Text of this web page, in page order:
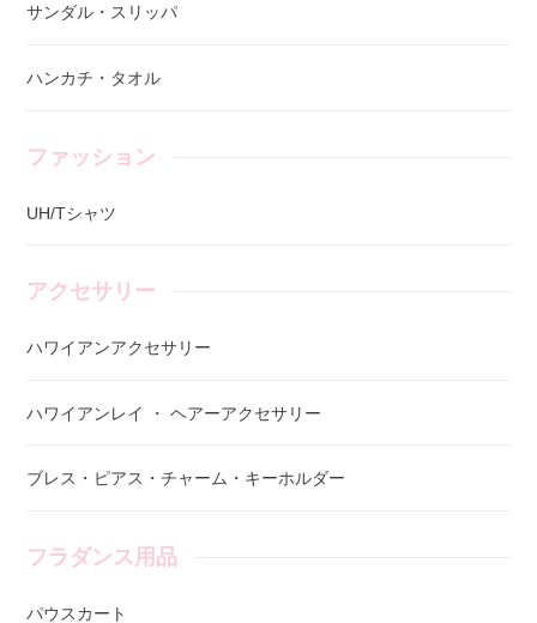
サンダル・スリッパ
ハンカチ・タオル
ファッション
UH/Tシャツ
アクセサリー
ハワイアンアクセサリー
ハワイアンレイ ・ ヘアーアクセサリー
ブレス・ピアス・チャーム・キーホルダー
フラダンス用品
パウスカート